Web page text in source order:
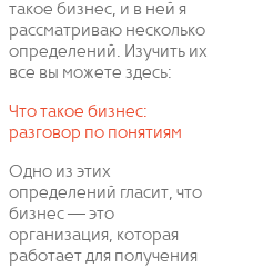
такое бизнес, и в ней я
рассматриваю несколько
определений. Изучить их
все вы можете здесь:
Что такое бизнес:
разговор по понятиям
Одно из этих
определений гласит, что
бизнес — это
организация, которая
работает для получения